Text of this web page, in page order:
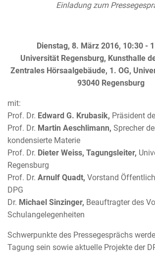
Einladung zum
Dienstag, 8. März 2016, 10:30 -
Universität Regensburg, Kunsthalle
Zentrales Hörsaalgebäude, 1. OG,
93040 Regensburg
mit:
Prof. Dr. Edward G. Krubasik, Präsident
Prof. Dr. Martin Aeschlimann, Sprecher
kondensierte Materie
Prof. Dr. Dieter Weiss, Tagungsleiter,
Regensburg
Prof. Dr. Arnulf Quadt, Vorstand
DPG
Dr. Michael Sinzinger, Beauftragter des
Schulangelegenheiten
Schwerpunkte des Pressegesprächs
Tagung sein sowie aktuelle Projekte der